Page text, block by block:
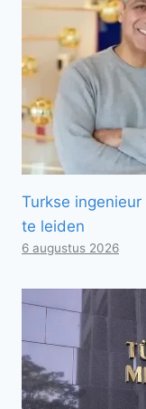
Turkse
te leiden
6 augustus 2026